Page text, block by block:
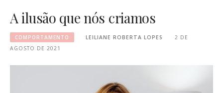
A ilusão que nós criamos
COMPORTAMENTO LEILIANE ROBERTA LOPES
2 DE
AGOSTO DE 2021